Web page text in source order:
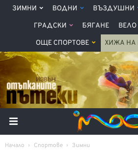
ЗИМНИ ВОДНИ ВЪЗДУШНИ
ГРАДСКИ БЯГАНЕ ВЕЛО
ОЩЕ СПОРТОВЕ ХИЖА НА
Начало Спортове Зимни